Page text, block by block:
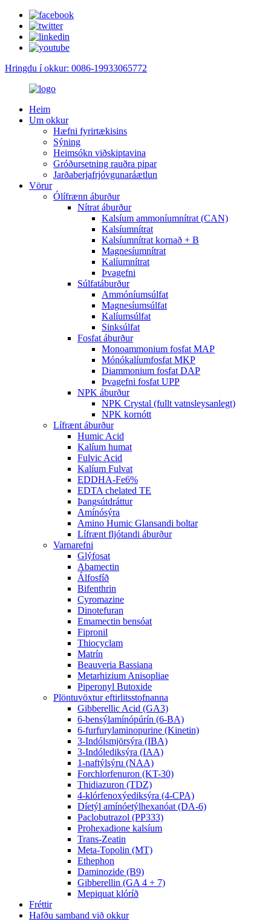
Hringdu í okkur: 0086-19933065772
Heim
Um okkur
Hæfni fyrirtækisins
Sýning
Heimsókn viðskiptavina
Gróðursetning rauðra pipar
Jarðaberjafrjóvgunaráætlun
Vörur
Ólífrænn áburður
Nítrat áburður
Kalsíum ammoníumnítrat (CAN)
Kalsíumnítrat
Kalsíumnítrat kornað + B
Magnesíumnítrat
Kalíumnítrat
Þvagefni
Súlfatáburður
Ammóníumsúlfat
Magnesíumsúlfat
Kalíumsúlfat
Sinksúlfat
Fosfat áburður
Monoammonium fosfat MAP
Mónókalíumfosfat MKP
Diammonium fosfat DAP
Þvagefni fosfat UPP
NPK áburður
NPK Crystal (fullt vatnsleysanlegt)
NPK kornótt
Lífrænt áburður
Humic Acid
Kalíum humat
Fulvic Acid
Kalíum Fulvat
EDDHA-Fe6%
EDTA chelated TE
Þangsútdráttur
Amínósýra
Amino Humic Glansandi boltar
Lífrænt fljótandi áburður
Varnarefni
Glýfosat
Abamectin
Álfosfíð
Bifenthrin
Cyromazine
Dinotefuran
Emamectin bensóat
Fipronil
Thiocyclam
Matrín
Beauveria Bassiana
Metarhizium Anisopliae
Piperonyl Butoxide
Plöntuvöxtur eftirlitsstofnanna
Gibberellic Acid (GA3)
6-bensýlamínópúrín (6-BA)
6-furfurylaminopurine (Kinetin)
3-Indólsmjörsýra (IBA)
3-Indólediksýra (IAA)
1-naftýlsýru (NAA)
Forchlorfenuron (KT-30)
Thidiazuron (TDZ)
4-klórfenoxýediksýra (4-CPA)
Díetýl amínóetýlhexanóat (DA-6)
Paclobutrazol (PP333)
Prohexadione kalsíum
Trans-Zeatin
Meta-Topolin (MT)
Ethephon
Daminozide (B9)
Gibberellin (GA 4 + 7)
Mepiquat klóríð
Fréttir
Hafðu samband við okkur